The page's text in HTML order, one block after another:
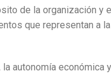
de la organización y
que representan a
autonomía económica